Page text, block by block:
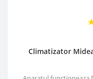
Climatizator